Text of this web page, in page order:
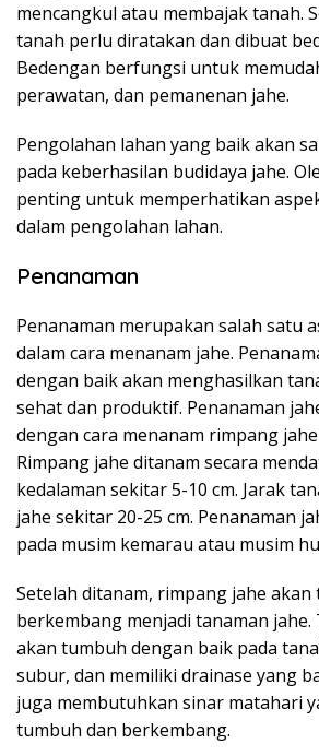
mencangkul atau membajak tanah.
tanah perlu diratakan dan dibuat
Bedengan berfungsi untuk
perawatan, dan pemanenan jahe.
Pengolahan lahan yang baik akan
pada keberhasilan budidaya jahe.
penting untuk memperhatikan
dalam pengolahan lahan.
Penanaman
Penanaman merupakan salah satu
dalam cara menanam jahe.
dengan baik akan menghasilkan
sehat dan produktif. Penanaman
dengan cara menanam rimpang
Rimpang jahe ditanam secara
kedalaman sekitar 5-10 cm. Jarak
jahe sekitar 20-25 cm. Penanaman
pada musim kemarau atau musim
Setelah ditanam, rimpang jahe akan
berkembang menjadi tanaman jahe.
akan tumbuh dengan baik pada
subur, dan memiliki drainase yang
juga membutuhkan sinar matahari
tumbuh dan berkembang.